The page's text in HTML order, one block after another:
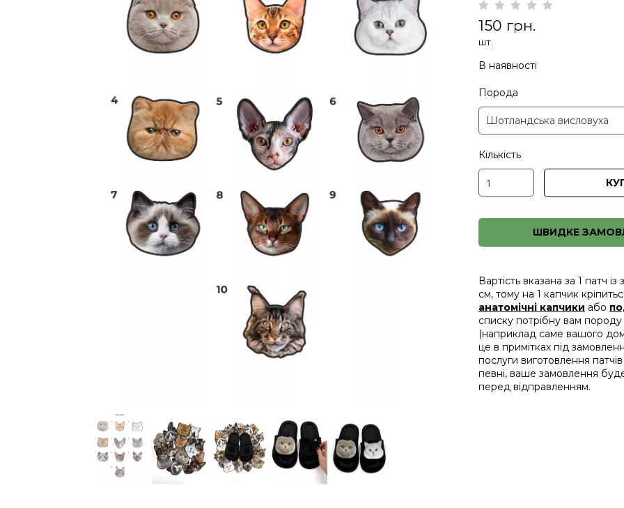
150 грн.
шт.
В наявності
Порода
Кількість
ШВИДКЕ
Вартість вказана за 1 патч
см, тому на 1 капчик
анатомічні капчики або
списку потрібну вам
(наприклад саме вашого
це в примітках під
послуги виготовлення
певні, ваше замовлення
перед відправленням.